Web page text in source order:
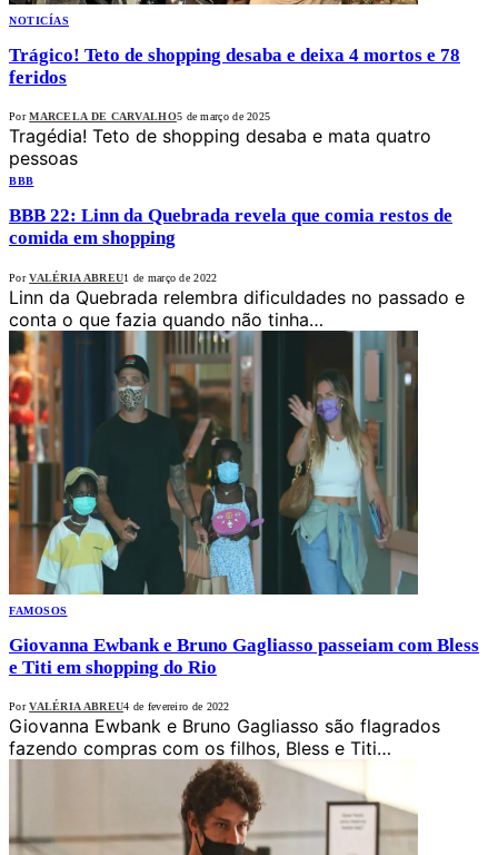
NOTICÍAS
Trágico! Teto de shopping desaba e deixa 4 mortos e 78
feridos
Por MARCELA DE CARVALHO5 de março de 2025
Tragédia! Teto de shopping desaba e mata quatro
pessoas
BBB
BBB 22: Linn da Quebrada revela que comia restos de
comida em shopping
Por VALÉRIA ABREU1 de março de 2022
Linn da Quebrada relembra dificuldades no passado e
conta o que fazia quando não tinha…
FAMOSOS
Giovanna Ewbank e Bruno Gagliasso passeiam com Bless
e Titi em shopping do Rio
Por VALÉRIA ABREU4 de fevereiro de 2022
Giovanna Ewbank e Bruno Gagliasso são flagrados
fazendo compras com os filhos, Bless e Titi…